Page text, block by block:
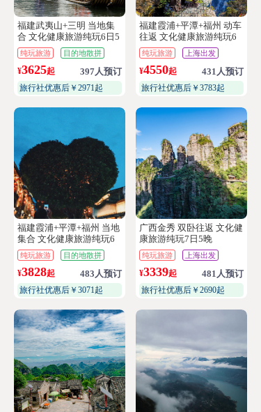
福建武夷山+三明 当地集
合 文化健康旅游纯玩6日5
晚
纯玩旅游 目的地散拼
¥3625起 397人预订
旅行社优惠后￥2971起
福建霞浦+平潭+福州 动车
往返 文化健康旅游纯玩6
日5晚
纯玩旅游 上海出发
¥4550起 431人预订
旅行社优惠后￥3783起
福建霞浦+平潭+福州 当地
集合 文化健康旅游纯玩6
日5晚
纯玩旅游 目的地散拼
¥3828起 483人预订
旅行社优惠后￥3071起
广西金秀 双卧往返 文化健
康旅游纯玩7日5晚
纯玩旅游 上海出发
¥3339起 481人预订
旅行社优惠后￥2690起